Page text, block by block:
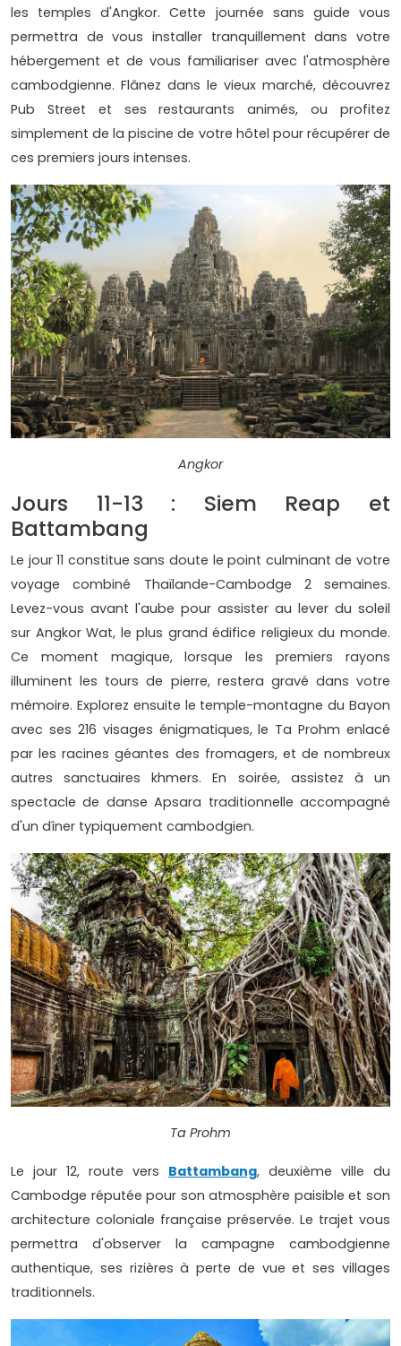
les temples d'Angkor. Cette journée sans guide vous
permettra de vous installer tranquillement dans votre
hébergement et de vous familiariser avec l'atmosphère
cambodgienne. Flânez dans le vieux marché, découvrez
Pub Street et ses restaurants animés, ou profitez
simplement de la piscine de votre hôtel pour récupérer de
ces premiers jours intenses.
Angkor
Jours 11-13 : Siem Reap et
Battambang
Le jour 11 constitue sans doute le point culminant de votre
voyage combiné Thaïlande-Cambodge 2 semaines.
Levez-vous avant l'aube pour assister au lever du soleil
sur Angkor Wat, le plus grand édifice religieux du monde.
Ce moment magique, lorsque les premiers rayons
illuminent les tours de pierre, restera gravé dans votre
mémoire. Explorez ensuite le temple-montagne du Bayon
avec ses 216 visages énigmatiques, le Ta Prohm enlacé
par les racines géantes des fromagers, et de nombreux
autres sanctuaires khmers. En soirée, assistez à un
spectacle de danse Apsara traditionnelle accompagné
d'un dîner typiquement cambodgien.
Ta Prohm
Le jour 12, route vers Battambang, deuxième ville du
Cambodge réputée pour son atmosphère paisible et son
architecture coloniale française préservée. Le trajet vous
permettra d'observer la campagne cambodgienne
authentique, ses rizières à perte de vue et ses villages
traditionnels.